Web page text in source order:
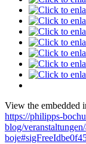
View the embedded
https://philipps-
blog/